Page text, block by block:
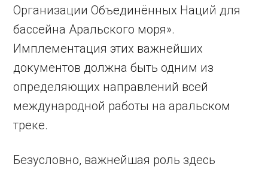
Организации Объединённых Наций для
бассейна Аральского моря».
Имплементация этих важнейших
документов должна быть одним из
определяющих направлений всей
международной работы на аральском
треке.
Безусловно, важнейшая роль здесь